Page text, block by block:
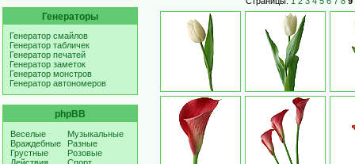
Генераторы
Генератор смайлов
Генератор табличек
Генератор печатей
Генератор заметок
Генератор монстров
Генератор автономеров
phpBB
Веселые
Враждебные
Грустные
Музыкальные
Разные
Розовые